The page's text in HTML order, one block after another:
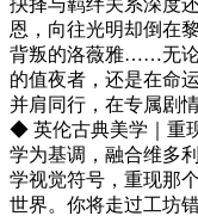
恩，向往光明却倒在
背叛的洛薇雅……无论
的值夜者，还是在命
并肩同行，在专属剧
◆ 英伦古典美学｜重
学为基调，融合维多
学视觉符号，重现那
世界。你将走过工坊